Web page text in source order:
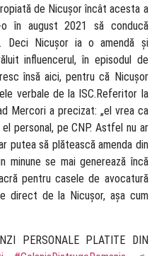
de Nicușor încât acesta a
în august 2021 să conducă
Deci Nicușor ia o amendă și
influencerul, în episodul de
însă aici, pentru că Nicușor
verbale de la ISC.Referitor la
Mercori a precizat: „el vrea ca
personal, pe CNP. Astfel nu ar
putea să plătească amenda din
minune se mai generează încă
pentru casele de avocatură
direct de la Nicușor, așa cum
PERSONALE PLATITE DIN